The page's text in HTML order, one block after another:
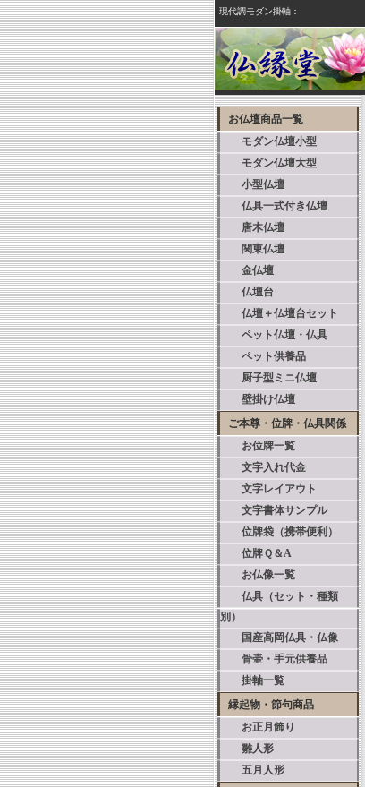
現代調モダン掛軸：
お仏壇商品一覧
モダン仏壇小型
モダン仏壇大型
小型仏壇
仏具一式付き仏壇
唐木仏壇
関東仏壇
金仏壇
仏壇台
仏壇＋仏壇台セット
ペット仏壇・仏具
ペット供養品
厨子型ミニ仏壇
壁掛け仏壇
ご本尊・位牌・仏具関係
お位牌一覧
文字入れ代金
文字レイアウト
文字書体サンプル
位牌袋（携帯便利）
位牌Ｑ＆A
お仏像一覧
仏具（セット・種類
別）
国産高岡仏具・仏像
骨壷・手元供養品
掛軸一覧
縁起物・節句商品
お正月飾り
雛人形
五月人形